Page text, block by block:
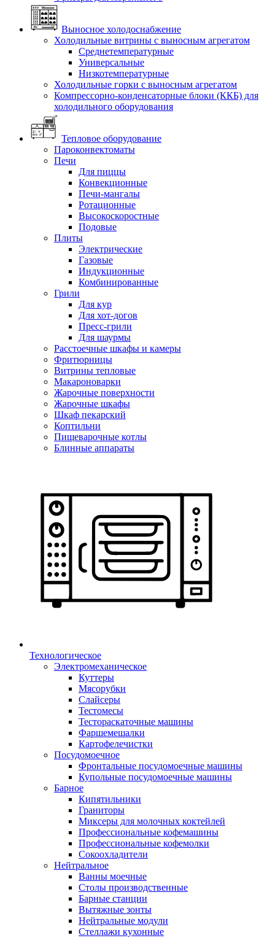
Выносное холодоснабжение
Холодильные витрины с выносным агрегатом
Среднетемпературные
Универсальные
Низкотемпературные
Холодильные горки с выносным агрегатом
Компрессорно-конденсаторные блоки (ККБ) для
холодильного оборудования
Тепловое оборудование
Пароконвектоматы
Печи
Для пиццы
Конвекционные
Печи-мангалы
Ротационные
Высокоскоростные
Подовые
Плиты
Электрические
Газовые
Индукционные
Комбинированные
Грили
Для кур
Для хот-догов
Пресс-грили
Для шаурмы
Расстоечные шкафы и камеры
Фритюрницы
Витрины тепловые
Макароноварки
Жарочные поверхности
Жарочные шкафы
Шкаф пекарский
Коптильни
Пищеварочные котлы
Блинные аппараты
Технологическое
Электромеханическое
Куттеры
Мясорубки
Слайсеры
Тестомесы
Тестораскаточные машины
Фаршемешалки
Картофелечистки
Посудомоечное
Фронтальные посудомоечные машины
Купольные посудомоечные машины
Барное
Кипятильники
Граниторы
Миксеры для молочных коктейлей
Профессиональные кофемашины
Профессиональные кофемолки
Сокоохладители
Нейтральное
Ванны моечные
Столы производственные
Барные станции
Вытяжные зонты
Нейтральные модули
Стеллажи кухонные